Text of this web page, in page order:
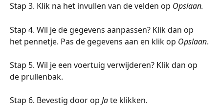
Stap 3. Klik na het invullen van de velden op Opslaan.
Stap 4. Wil je de gegevens aanpassen? Klik dan op
het pennetje. Pas de gegevens aan en klik op Opslaan.
Stap 5. Wil je een voertuig verwijderen? Klik dan op
de prullenbak.
Stap 6. Bevestig door op Ja te klikken.